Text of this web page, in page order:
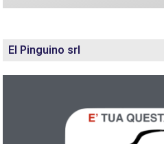
El Pinguino srl